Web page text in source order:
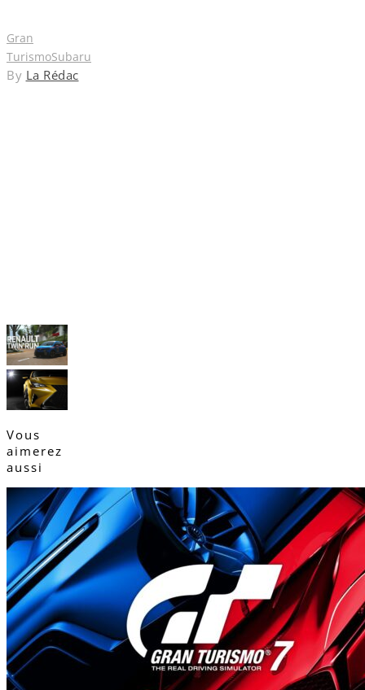
Gran
TurismoSubaru
By La Rédac
Vous
aimerez
aussi